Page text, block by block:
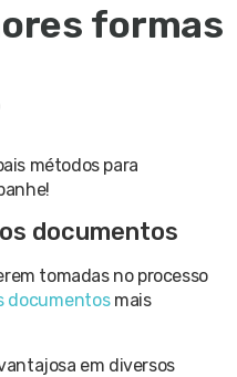
formas
métodos para
documentos
tomadas no processo
documentosmais
em diversos